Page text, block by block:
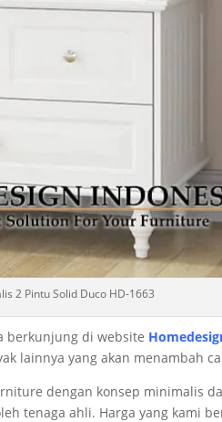
2 Pintu Solid Duco HD-1663
berkunjung di website
lainnya yang akan menambah
dengan konsep minimalis
tenaga ahli. Harga yang kami